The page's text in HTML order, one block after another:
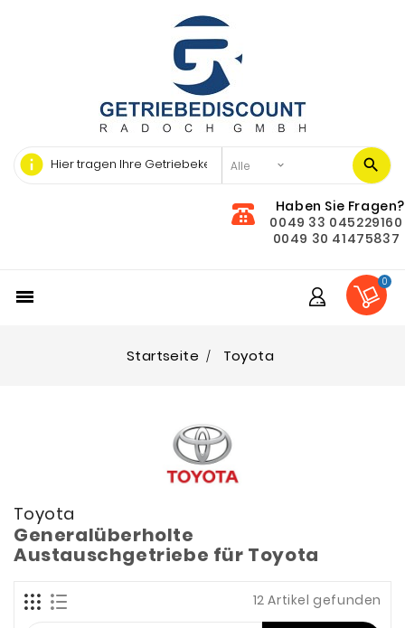
info
Haben Sie Fragen?
0049 33 045229160
0049 30 41475837

0
Startseite Toyota
Toyota
Generalüberholte
Austauschgetriebe für Toyota
12 Artikel gefunden